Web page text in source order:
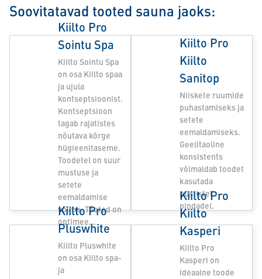
Soovitatavad tooted sauna jaoks:
Kiilto Pro
Sointu Spa
Kiilto Sointu Spa
on osa Kiilto spaa
ja ujula
kontseptsioonist.
Kontseptsioon
tagab rajatistes
nõutava kõrge
hügieenitaseme.
Toodetel on suur
mustuse ja
setete
eemaldamise
võime. Tooted on
optimee…
Kiilto Pro
Kiilto
Sanitop
Niiskete ruumide
puhastamiseks ja
setete
eemaldamiseks.
Geelitaoline
konsistents
võimaldab toodet
kasutada
püstistel
pindadel.
Kiilto Pro
Pluswhite
Kiilto Pluswhite
on osa Kiilto spa-
ja
Kiilto Pro
Kiilto
Kasperi
Kiilto Pro
Kasperi on
ideaalne toode